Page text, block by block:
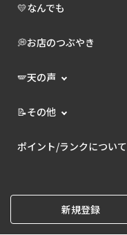
💛なんでも
💭お店のつぶやき
🪽天の声
📝その他
ポイント/ランクについて
新規登録